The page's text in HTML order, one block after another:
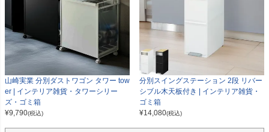
山崎実業 分別ダストワゴン タワー tow
er | インテリア雑貨・タワーシリー
ズ・ゴミ箱
¥9,790(税込)
分別スイングステーション 2段 リバー
シブル木天板付き | インテリア雑貨・
ゴミ箱
¥14,080(税込)